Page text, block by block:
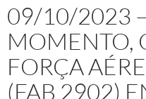
09/10/2023 –
MOMENTO,
FORÇA
(FAB 2902)